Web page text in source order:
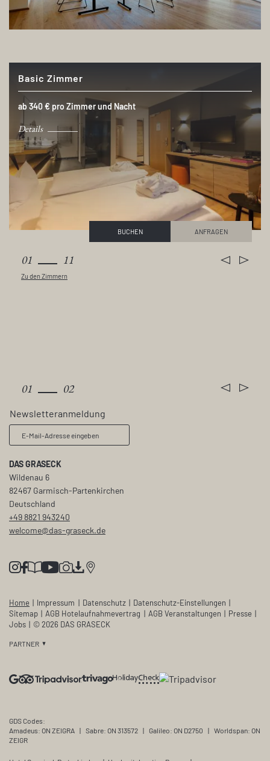
Basic Zimmer
ab 340 € pro Zimmer und Nacht
Details
BUCHEN ANFRAGEN
01 11
Zu den Zimmern
E-Mail-Adresse eingeben
Newsletteranmeldung
DAS GRASECK
Wildenau 6
82467 Garmisch-Partenkirchen
Deutschland
+49 8821 943240
welcome@das-graseck.de
Home | Impressum | Datenschutz | Datenschutz-Einstellungen |
Sitemap | AGB Hotelaufnahmevertrag | AGB Veranstaltungen | Presse |
Jobs | © 2026 DAS GRASECK
Zimmer & Preise
01 02
PARTNER
GDS Codes:
Amadeus: ON ZEIGRA | Sabre: ON 313572 | Galileo: ON D2750 | Worldspan: ON
ZEIGR